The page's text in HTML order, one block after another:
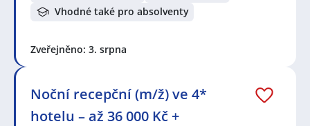
Vhodné také pro absolventy
Zveřejněno: 3. srpna
Noční recepční (m/ž) ve 4*
hotelu – až 36 000 Kč +